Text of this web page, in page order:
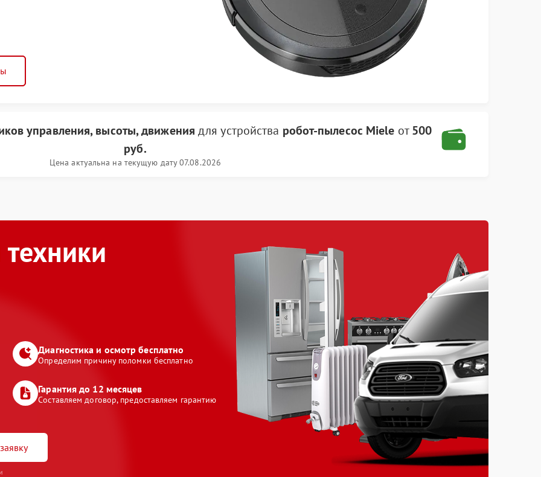
управления, высоты, движения для устройства робот-пылесос Miele от500
руб.
Цена актуальна на текущую дату 07.08.2026
Диагностика и осмотр бесплатно
Определим причину поломки бесплатно
Гарантия до 12 месяцев
Составляем договор, предоставляем гарантию